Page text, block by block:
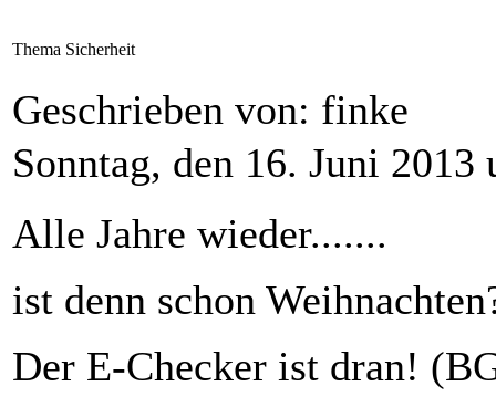
Thema Sicherheit
Geschrieben von: finke
Sonntag, den 16. Juni
Alle Jahre wieder.......
ist denn schon
Der E-Checker ist dran!